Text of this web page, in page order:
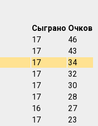
Сыграно Очков
17
46
17
43
17
34
17
32
17
30
17
28
16
27
17
23